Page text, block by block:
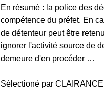
En résumé : la police des
compétence du préfet. En
de détenteur peut être
ignorer l'activité source de
demeure d'en procéder …
Sélectioné par